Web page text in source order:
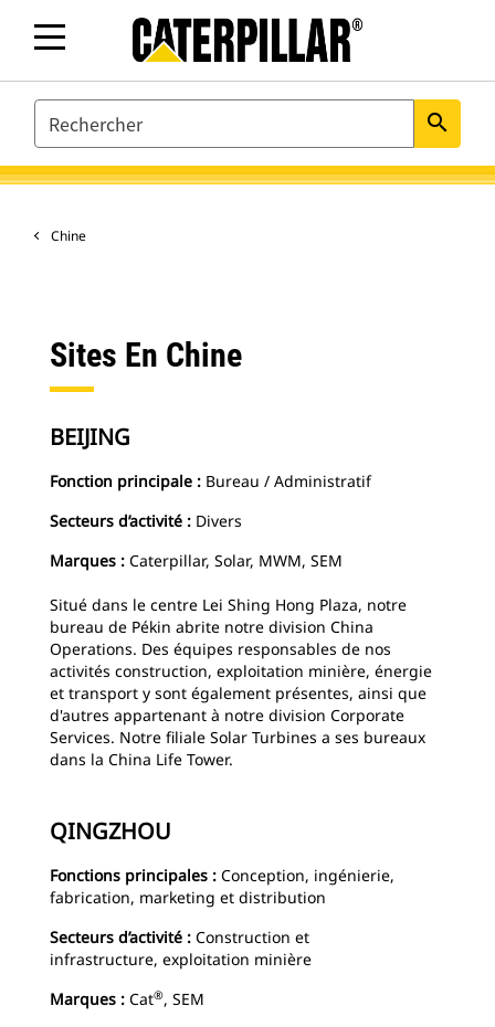
SEARCH search
Chine
Sites En Chine
BEIJING
Fonction principale : Bureau / Administratif
Secteurs d’activité : Divers
Marques : Caterpillar, Solar, MWM, SEM
Situé dans le centre Lei Shing Hong Plaza, notre
bureau de Pékin abrite notre division China
Operations. Des équipes responsables de nos
activités construction, exploitation minière, énergie
et transport y sont également présentes, ainsi que
d'autres appartenant à notre division Corporate
Services. Notre filiale Solar Turbines a ses bureaux
dans la China Life Tower.
QINGZHOU
Fonctions principales : Conception, ingénierie,
fabrication, marketing et distribution
Secteurs d’activité : Construction et
infrastructure, exploitation minière
Marques : Cat®, SEM